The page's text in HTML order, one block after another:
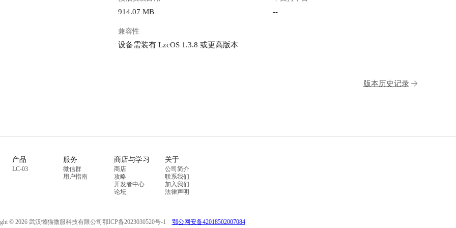
914.07 MB --
兼容性
设备需装有 LzcOS 1.3.8 或更高版本
版本历史记录
产品
LC-03
服务
微信群
用户指南
商店与学习
商店
攻略
开发者中心
论坛
关于
公司简介
联系我们
加入我们
法律声明
© 2026 武汉懒猫微服科技有限公司 鄂ICP备2023030520号-1 鄂公网安备42018502007084